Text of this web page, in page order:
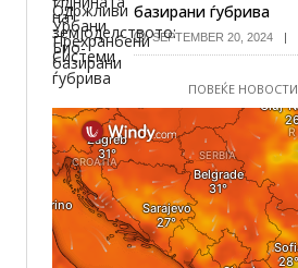
базирани ѓубрива
SEPTEMBER 20, 2024
ПОВЕЌЕ НОВОСТИ